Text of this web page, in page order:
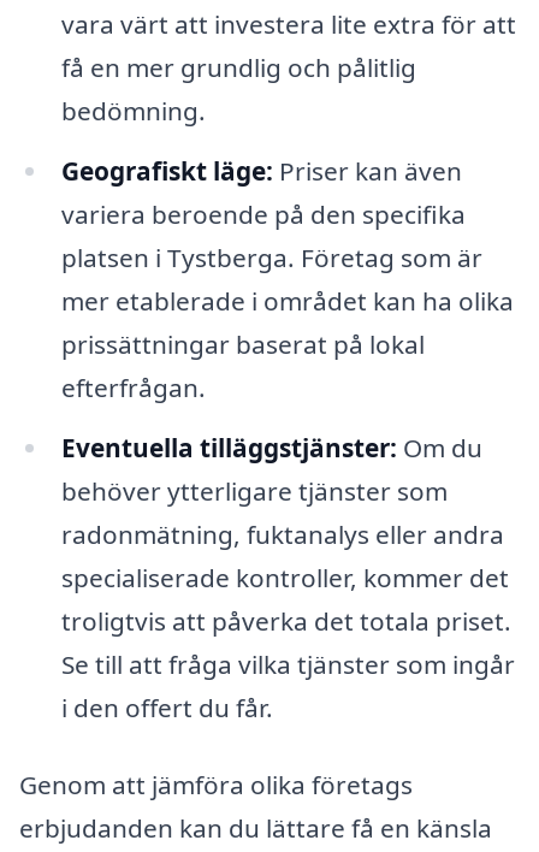
vara värt att investera lite extra för att
få en mer grundlig och pålitlig
bedömning.
Geografiskt läge: Priser kan även
variera beroende på den specifika
platsen i Tystberga. Företag som är
mer etablerade i området kan ha olika
prissättningar baserat på lokal
efterfrågan.
Eventuella tilläggstjänster: Om du
behöver ytterligare tjänster som
radonmätning, fuktanalys eller andra
specialiserade kontroller, kommer det
troligtvis att påverka det totala priset.
Se till att fråga vilka tjänster som ingår
i den offert du får.
Genom att jämföra olika företags
erbjudanden kan du lättare få en känsla